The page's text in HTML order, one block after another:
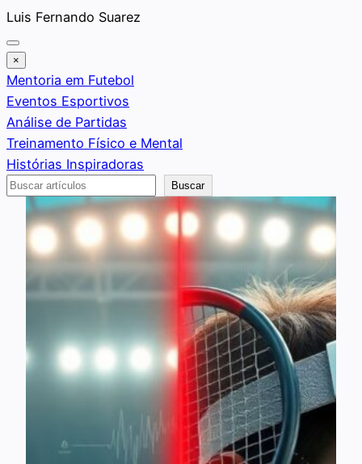
Saltar
al
contenido
Luis Fernando Suarez
×
Mentoria em Futebol
Eventos Esportivos
Análise de Partidas
Treinamento Físico e Mental
Histórias Inspiradoras
Buscar
Buscar